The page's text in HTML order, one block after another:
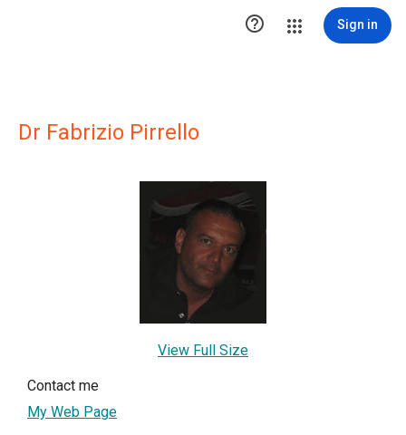
 Sign in
Dr Fabrizio Pirrello
View Full Size
Contact me
My Web Page